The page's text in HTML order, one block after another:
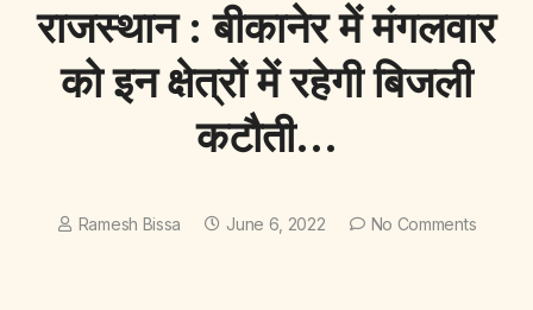
राजस्थान : बीकानेर में मंगलवार
को इन क्षेत्रों में रहेगी बिजली
कटौती…
Ramesh Bissa June 6, 2022 No Comments